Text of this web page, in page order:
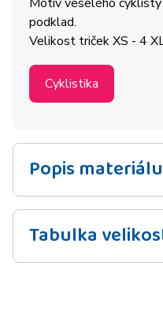
podklad.
Velikost triček XS - 4
Cyklistika
Popis materiálu
Tabulka